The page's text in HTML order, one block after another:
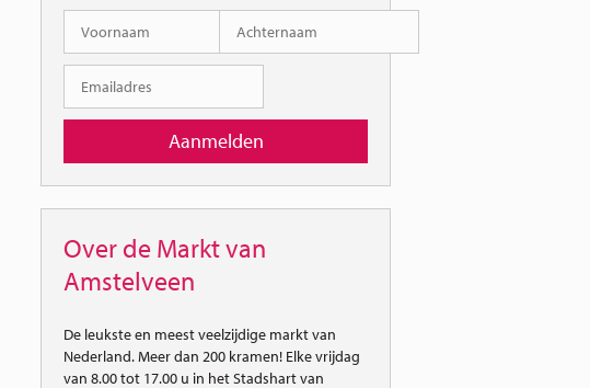
Over de Markt van
Amstelveen
De leukste en meest veelzijdige markt van
Nederland. Meer dan 200 kramen! Elke vrijdag
van 8.00 tot 17.00 u in het Stadshart van